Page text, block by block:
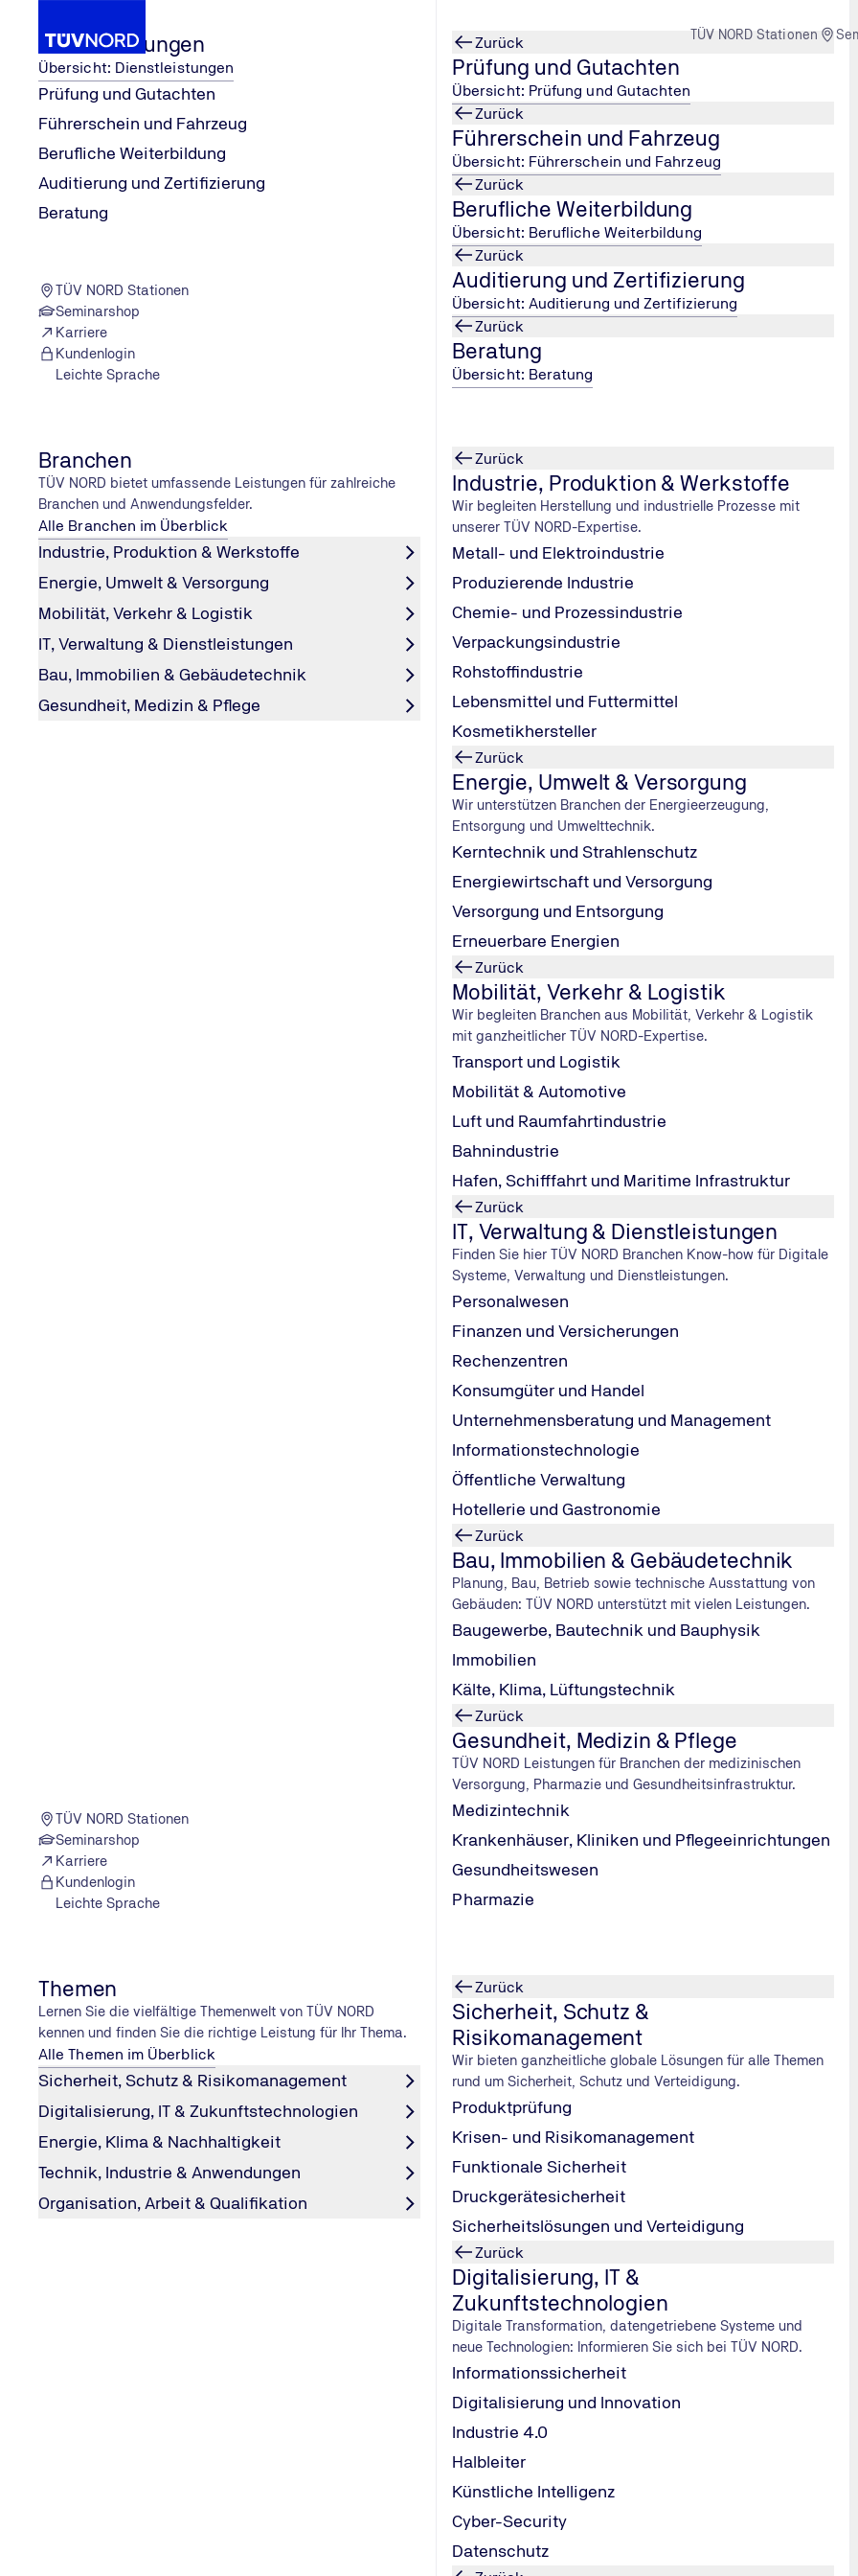
TÜV NORD Stationen
Dienstleistungen
Übersicht: Dienstleistungen
Prüfung und Gutachten
Führerschein und Fahrzeug
Berufliche Weiterbildung
Auditierung und Zertifizierung
Beratung
TÜV NORD Stationen
Seminarshop
Karriere
Kundenlogin
Leichte Sprache
Zurück
Prüfung und Gutachten
Übersicht: Prüfung und Gutachten
Zurück
Führerschein und Fahrzeug
Übersicht: Führerschein und Fahrzeug
Zurück
Berufliche Weiterbildung
Übersicht: Berufliche Weiterbildung
Zurück
Auditierung und Zertifizierung
Übersicht: Auditierung und Zertifizierung
Zurück
Beratung
Übersicht: Beratung
Branchen
TÜV NORD bietet umfassende Leistungen für zahlreiche
Branchen und Anwendungsfelder.
Alle Branchen im Überblick
Industrie, Produktion & Werkstoffe
Energie, Umwelt & Versorgung
Mobilität, Verkehr & Logistik
IT, Verwaltung & Dienstleistungen
Bau, Immobilien & Gebäudetechnik
Gesundheit, Medizin & Pflege
TÜV NORD Stationen
Seminarshop
Karriere
Kundenlogin
Leichte Sprache
Zurück
Industrie, Produktion & Werkstoffe
Wir begleiten Herstellung und industrielle Prozesse mit
unserer TÜV NORD-Expertise.
Metall- und Elektroindustrie
Produzierende Industrie
Chemie- und Prozessindustrie
Verpackungsindustrie
Rohstoffindustrie
Lebensmittel und Futtermittel
Kosmetikhersteller
Zurück
Energie, Umwelt & Versorgung
Wir unterstützen Branchen der Energieerzeugung,
Entsorgung und Umwelttechnik.
Kerntechnik und Strahlenschutz
Energiewirtschaft und Versorgung
Versorgung und Entsorgung
Erneuerbare Energien
Zurück
Mobilität, Verkehr & Logistik
Wir begleiten Branchen aus Mobilität, Verkehr & Logistik
mit ganzheitlicher TÜV NORD-Expertise.
Transport und Logistik
Mobilität & Automotive
Luft und Raumfahrtindustrie
Bahnindustrie
Hafen, Schifffahrt und Maritime Infrastruktur
Zurück
IT, Verwaltung & Dienstleistungen
Finden Sie hier TÜV NORD Branchen Know-how für Digitale
Systeme, Verwaltung und Dienstleistungen.
Personalwesen
Finanzen und Versicherungen
Rechenzentren
Konsumgüter und Handel
Unternehmensberatung und Management
Informationstechnologie
Öffentliche Verwaltung
Hotellerie und Gastronomie
Zurück
Bau, Immobilien & Gebäudetechnik
Planung, Bau, Betrieb sowie technische Ausstattung von
Gebäuden: TÜV NORD unterstützt mit vielen Leistungen.
Baugewerbe, Bautechnik und Bauphysik
Immobilien
Kälte, Klima, Lüftungstechnik
Zurück
Gesundheit, Medizin & Pflege
TÜV NORD Leistungen für Branchen der medizinischen
Versorgung, Pharmazie und Gesundheitsinfrastruktur.
Medizintechnik
Krankenhäuser, Kliniken und Pflegeeinrichtungen
Gesundheitswesen
Pharmazie
Themen
Lernen Sie die vielfältige Themenwelt von TÜV NORD
kennen und finden Sie die richtige Leistung für Ihr Thema.
Alle Themen im Überblick
Sicherheit, Schutz & Risikomanagement
Digitalisierung, IT & Zukunftstechnologien
Energie, Klima & Nachhaltigkeit
Technik, Industrie & Anwendungen
Organisation, Arbeit & Qualifikation
Zurück
Sicherheit, Schutz &
Risikomanagement
Wir bieten ganzheitliche globale Lösungen für alle Themen
rund um Sicherheit, Schutz und Verteidigung.
Produktprüfung
Krisen- und Risikomanagement
Funktionale Sicherheit
Druckgerätesicherheit
Sicherheitslösungen und Verteidigung
Zurück
Digitalisierung, IT &
Zukunftstechnologien
Digitale Transformation, datengetriebene Systeme und
neue Technologien: Informieren Sie sich bei TÜV NORD.
Informationssicherheit
Digitalisierung und Innovation
Industrie 4.0
Halbleiter
Künstliche Intelligenz
Cyber-Security
Datenschutz
Home
Lampe an, Virus weg?
Lampe an, Virus weg?
Mit Licht gegen das Coronavirus und die Pandemie: UV-C-Licht-Lampe
Licht gilt in diversen Religionen als Symbol des Göttlichen und der Reinheit. Praktisch gesehen kann Licht
sondern auch Krankheitserreger. Ultraviolettes Licht ist in der Lage, Viren, Bakterien und Keime abzutöten. Mit
Dass man das Licht nicht auf die leichte Schulter nehmen sollte, merkt mensch spätestens beim Sonnenbrand. Die
des Regenbogens auf der Erde ankommen, haben damit allerdings nichts zu tun. Ursache für den Sonnenbrand sind
wir aufgrund ihrer kurzen Wellenlänge mit unseren Augen nicht wahrnehmen können.
Unterteilt wird die ultraviolette Strahlung in die drei Bereiche A, B und C, wobei die Wellenlänge von A bis C ab- und
Strahlen und noch zehn Prozent der UV-B-Strahlen durch. Sie lassen die Haut altern, können die Augen schädigen
energiereichen UV-C-Licht mit einer Wellenlänge zwischen 100 und 280 Nanometern werden diese Gefahren
aber nicht. Denn die UV-C-Strahlen werden bereits in der Ozonschicht der Atmosphäre absorbiert.
Da die UV-C-Strahlung in natürlicher Form auf unserer Erde nicht vorkommt, haben Krankheitserreger keine
das Wissen um diese durchdringende Wirkung nicht. Tatsächlich wird UV-C-Licht bereits seit Jahren genutzt, um
UV-C-Licht-Roboter können Kliniken bei der Desinfektion unterstützen. © imago0098534983h